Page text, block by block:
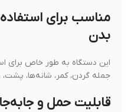
مناسب برای استفاده
بدن
این دستگاه به طور خاص برای
جمله گردن، کمر، شانه‌ها، پشت،
قابلیت حمل و